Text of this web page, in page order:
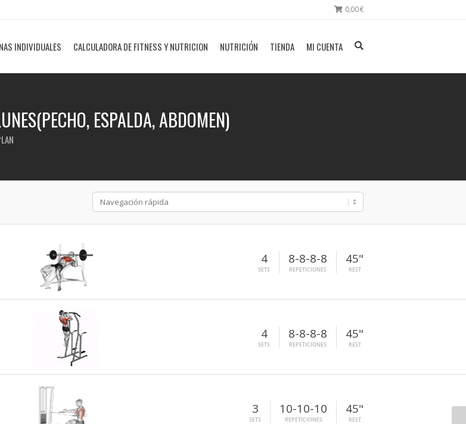
0,00€
INDIVIDUALES CALCULADORA DE FITNESS Y NUTRICION NUTRICIÓN TIENDA MI CUENTA
ESPALDA, ABDOMEN)
4
SETS
8-8-8-8
REPETICIONES
45"
REST
4
SETS
8-8-8-8
REPETICIONES
45"
REST
3
SETS
10-10-10
REPETICIONES
45"
REST